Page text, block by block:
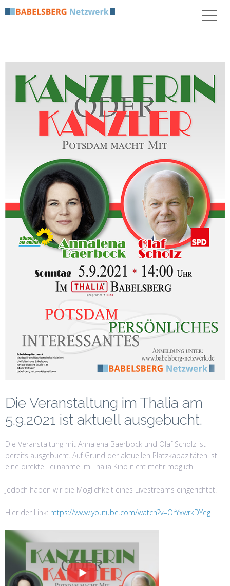
Die Veranstaltung im Thalia am
5.9.2021 ist aktuell ausgebucht.
Die Veranstaltung mit Annalena Baerbock und Olaf Scholz ist
bereits ausgebucht. Auf Grund der aktuellen Platzkapazitäten ist
eine direkte Teilnahme im Thalia Kino nicht mehr möglich.
Jedoch haben wir die Möglichkeit eines Livestreams eingerichtet.
Hier der Link: https://www.youtube.com/watch?v=OrYxwrkDYeg